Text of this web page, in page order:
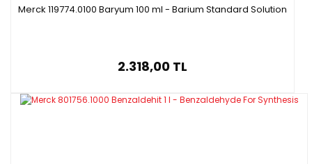
Merck 119774.0100 Baryum 100 ml - Barium Standard Solution
2.318,00 TL